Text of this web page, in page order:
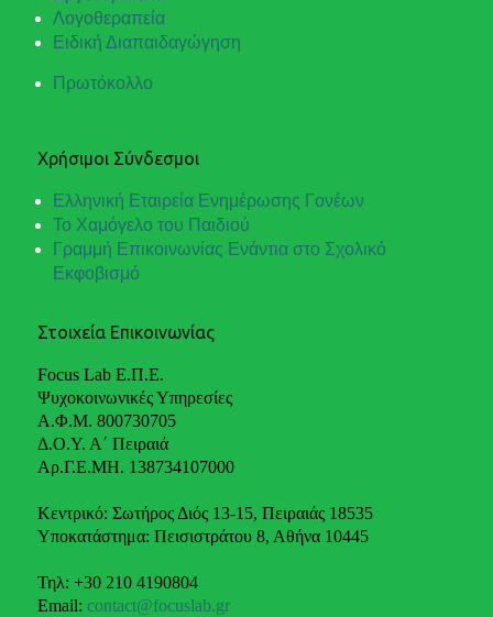
Λογοθεραπεία
Ειδική Διαπαιδαγώγηση
Πρωτόκολλο
Χρήσιμοι Σύνδεσμοι
Ελληνική Εταιρεία Ενημέρωσης Γονέων
Το Χαμόγελο του Παιδιού
Γραμμή Επικοινωνίας Ενάντια στο Σχολικό
Εκφοβισμό
Στοιχεία Επικοινωνίας
Focus Lab Ε.Π.Ε.
Ψυχοκοινωνικές Υπηρεσίες
Α.Φ.Μ. 800730705
Δ.Ο.Υ. Α΄ Πειραιά
Αρ.Γ.Ε.ΜΗ. 138734107000
Κεντρικό: Σωτήρος Διός 13-15, Πειραιάς 18535
Υποκατάστημα: Πεισιστράτου 8, Αθήνα 10445
Τηλ: +30 210 4190804
Email: contact@focuslab.gr